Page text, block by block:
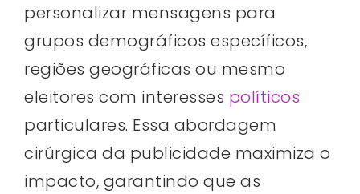
personalizar mensagens para
grupos demográficos específicos,
regiões geográficas ou mesmo
eleitores com interesses políticos
particulares. Essa abordagem
cirúrgica da publicidade maximiza o
impacto, garantindo que as